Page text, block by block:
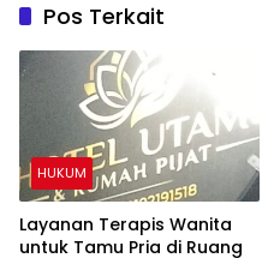
Pos Terkait
HUKUM
Layanan Terapis Wanita
untuk Tamu Pria di Ruang